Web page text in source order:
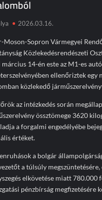
2026.03.16.
Moson-Sopron Vármegyei
Közlekedésrendészeti
14-én este az M1-es
ellenőriztek egy
közlekedő
az intézkedés során
össztömege 3620
a forgalmi engedélyébe
értéket.
a bolgár
a túlsúly megszüntetésére,
elkövetése miatt 780.000
pénzbírság megfizetésére